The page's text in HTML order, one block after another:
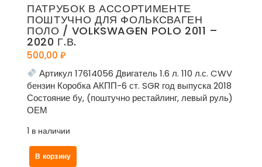
ПАТРУБОК В АССОРТИМЕНТЕ
ПОШТУЧНО ДЛЯ ФОЛЬКСВАГЕН
ПОЛО / VOLKSWAGEN POLO 2011 –
2020 Г.В.
500,00 ₽
Артикул 17614056 Двигатель 1.6 л. 110 л.с. CWV
бензин Коробка АКПП-6 ст. SGR год выпуска 2018
Состояние бу, (поштучно рестайлинг, левый руль)
ОЕМ
1 в наличии
Количество
товара
В корзину